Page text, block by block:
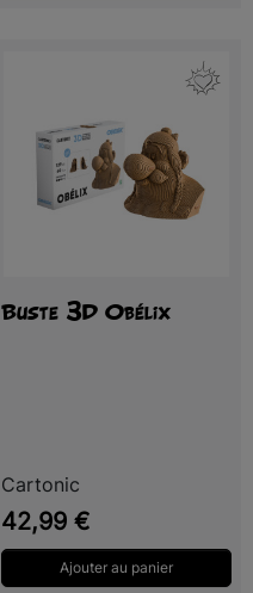
Buste 3D Obélix
Cartonic
Prix
42,99 €
Ajouter au panier